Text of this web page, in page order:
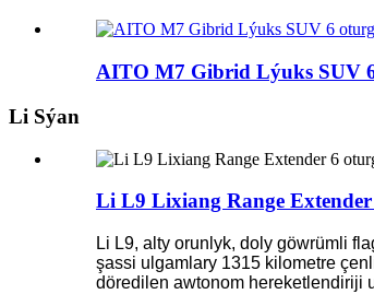
AITO M7 Gibrid Lýuks SUV
Li Sýan
Li L9 Lixiang Range
Li L9, alty orunlyk, doly göwrümli
şassi ulgamlary 1315 kilometre
döredilen awtonom hereketlendiriji